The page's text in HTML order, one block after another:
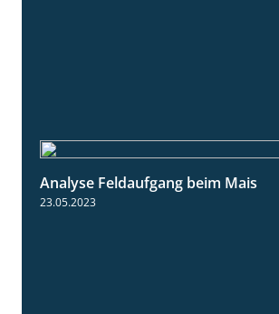
Analyse Feldaufgang beim Mais
23.05.2023